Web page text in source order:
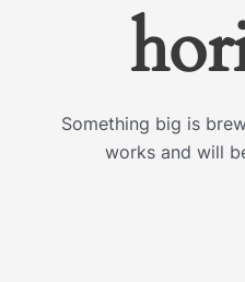
Something big is
works and will